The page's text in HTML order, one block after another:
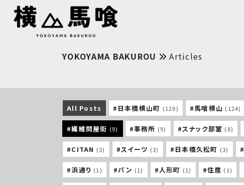
YOKOYAMA BAKUROU Articles
All Posts #日本橋横山町 (129) #馬喰横山 (124)
#繊維問屋街 (9) #事務所 (9) #スナック部室 (8)
#CITAN (3) #スイーツ (3) #日本橋久松町 (3)
#浜通り (1) #パン (1) #人形町 (1) #住居 (1)